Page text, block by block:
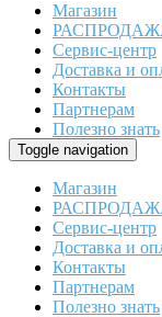
Магазин
Сервис-центр
Доставка и
Контакты
Партнерам
Полезно знать
Toggle navigation
Магазин
Сервис-центр
Доставка и
Контакты
Партнерам
Полезно знать